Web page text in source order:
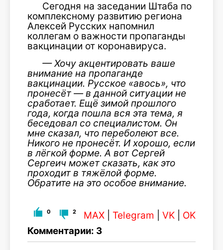
Сегодня на заседании Штаба по
комплексному развитию региона
Алексей Русских напомнил
коллегам о важности пропаганды
вакцинации от коронавируса.
— Хочу акцентировать ваше
внимание на пропаганде
вакцинации. Русское «авось», что
пронесёт — в данной ситуации не
сработает. Ещё зимой прошлого
года, когда пошла вся эта тема, я
беседовал со специалистом. Он
мне сказал, что переболеют все.
Никого не пронесёт. И хорошо, если
в лёгкой форме. А вот Сергей
Сергеич может сказать, как это
проходит в тяжёлой форме.
Обратите на это особое внимание.
0 2 MAX Telegram VK
OK
Комментарии: 3